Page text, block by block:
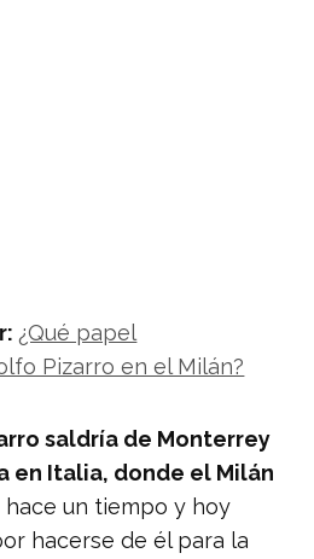
¿Qué papel
Pizarro en el Milán?
saldría de Monterrey
en Italia, donde el Milán
hace un tiempo y hoy
hacerse de él para la